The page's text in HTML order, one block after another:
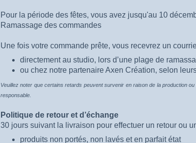
Pour la période des fêtes, vous avez jusqu'au 10
Ramassage des commandes
Une fois votre commande prête, vous recevrez un
directement au studio, lors d’une plage de
ou chez notre partenaire Axen Création, selon
Veuillez noter que certains retards peuvent survenir en raison de la production
responsable.
Politique de retour et d’échange
30 jours suivant la livraison pour effectuer un retour ou
produits non portés, non lavés et en parfait état